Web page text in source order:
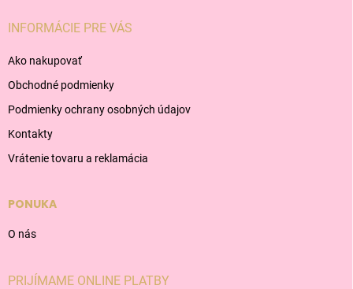
INFORMÁCIE PRE VÁS
Ako nakupovať
Obchodné podmienky
Podmienky ochrany osobných údajov
Kontakty
Vrátenie tovaru a reklamácia
PONUKA
O nás
PRIJÍMAME ONLINE PLATBY